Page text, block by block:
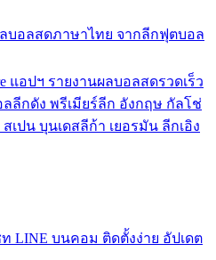
ลบอลสดภาษาไทย จากลีกฟุตบอล
แอปฯ รายงานผลบอลสดรวดเร็ว
ลีกดัง พรีเมียร์ลีก อังกฤษ กัลโช่
เปน บุนเดสลีก้า เยอรมัน ลีกเอิง
LINE บนคอม ติดตั้งง่าย อัปเดต